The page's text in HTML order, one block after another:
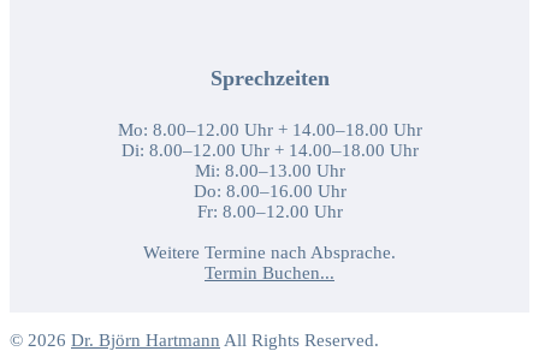
Sprechzeiten
Mo: 8.00–12.00 Uhr + 14.00–18.00 Uhr
Di: 8.00–12.00 Uhr + 14.00–18.00 Uhr
Mi: 8.00–13.00 Uhr
Do: 8.00–16.00 Uhr
Fr: 8.00–12.00 Uhr
Weitere Termine nach Absprache.
Termin Buchen...
© 2026 Dr. Björn Hartmann All Rights Reserved.